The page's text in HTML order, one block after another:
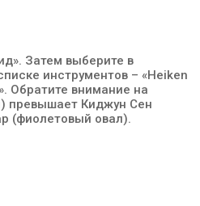
Затем выберите в
инструментов – «Heiken
Обратите внимание на
превышает Киджун Сен
(фиолетовый овал).